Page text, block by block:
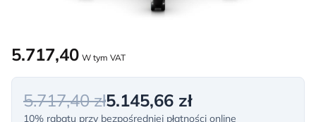
5.717,40 W tym VAT
5.717,40 zł5.145,66 zł
10% rabatu przy bezpośredniej płatności online